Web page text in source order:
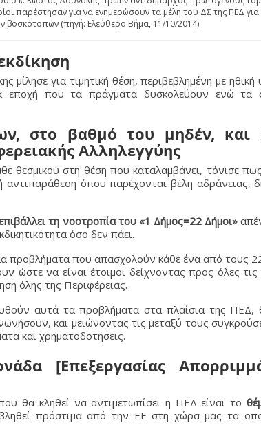
παρέστησαν για να ενημερώσουν τα μέλη του ΔΣ της ΠΕΔ
βοσκότοπων (πηγή: Ελεύθερο Βήμα, 11/10/2014)
για τιμητική θέση, περιβεβλημένη με
εποχή που τα πράγματα δυσκολεύουν ενώ τα
στο βαθμό του μηδέν, και
Αλληλεγγύης
θεσμικού στη θέση που καταλαμβάνει, τόνισε πως
αντιπαράθεση όπου παρέχονται βέλη αδράνειας,
τη νοοτροπία του «1 Δήμος=22 Δήμοι»
όσο δεν πάει.
προβλήματα που απασχολούν κάθε ένα από τους
ώστε να είναι έτοιμοι δείχνοντας προς όλες
όλης της Περιφέρειας.
αυτά τα προβλήματα στα πλαίσια της
και μειώνοντας τις μεταξύ τους
και χρηματοδοτήσεις.
[Επεξεργασίας
θα κληθεί να αντιμετωπίσει η ΠΕΔ είναι το
πρόστιμα από την ΕΕ στη χώρα μας τα